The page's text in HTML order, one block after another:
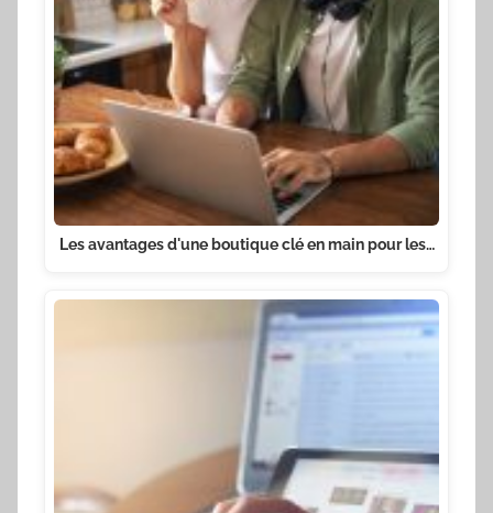
Les avantages d'une boutique clé en main pour les…